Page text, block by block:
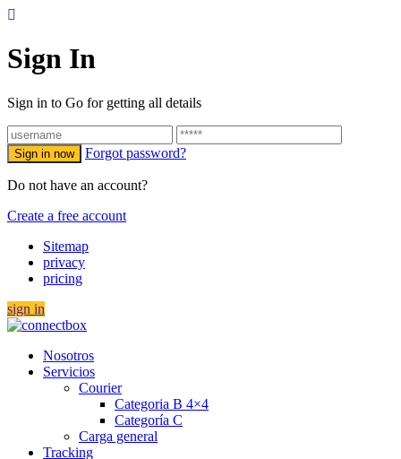
Sign In
Sign in to Go for getting all details
Forgot password?
Do not have an account?
Create a free account
Sitemap
privacy
pricing
sign in
Nosotros
Servicios
Courier
Categoria B 4×4
Categoría C
Carga general
Tracking